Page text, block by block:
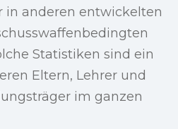
in anderen entwickelten
Statistiken sind ein
Eltern, Lehrer und
im ganzen